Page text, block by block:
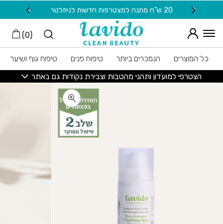
Skip to Content
20 ש"ח מתנה למצטרפות חדשות לניוזלטר
(
0
)
כל המוצרים הנמכרים ביותר טיפוח פנים
טיפוח גוף ושיער
הצטרפי למועדון ותהני מהטבות וצבירת נקודות גם באתר
בחזרה למעלה